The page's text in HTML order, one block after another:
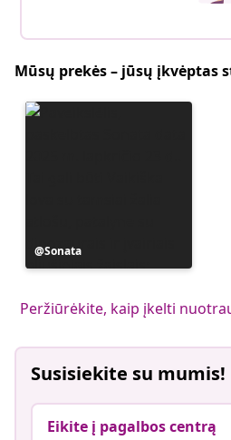
Mūsų prekės – jūsų įkvėptas
Įrašą
paskelbė
Sonata
Peržiūrėkite, kaip įkelti
Susisiekite su mumis!
Eikite į pagalbos centrą